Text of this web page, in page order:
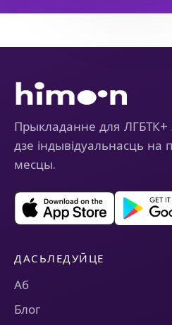
Прыкладанне для ЛГБТК+
дзе індывідуальнасць
месцы.
ДАСЬЛЕДУЙЦЕ
Аб
Блог